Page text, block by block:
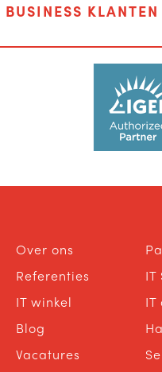
BUSINESS KLANTEN
Over ons
Referenties
IT winkel
Blog
Vacatures
IT
IT